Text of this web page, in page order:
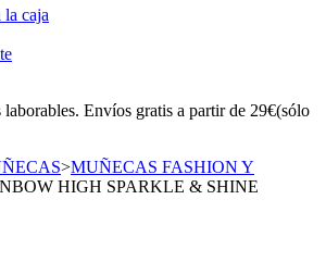
la caja
Envíos gratis a partir de 29€(sólo
>MUÑECAS FASHION Y
HIGH SPARKLE & SHINE